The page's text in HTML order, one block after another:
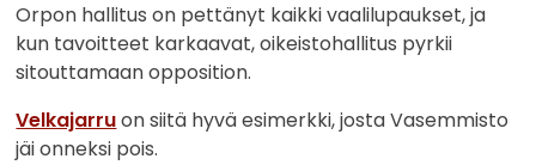
Orpon hallitus on pettänyt kaikki vaalilupaukset, ja
kun tavoitteet karkaavat, oikeistohallitus pyrkii
sitouttamaan opposition.
Velkajarruon siitä hyvä esimerkki, josta Vasemmisto
jäi onneksi pois.